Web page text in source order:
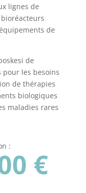
lignes de
de
de
pour les besoins
de thérapies
biologiques
maladies rares
:
€